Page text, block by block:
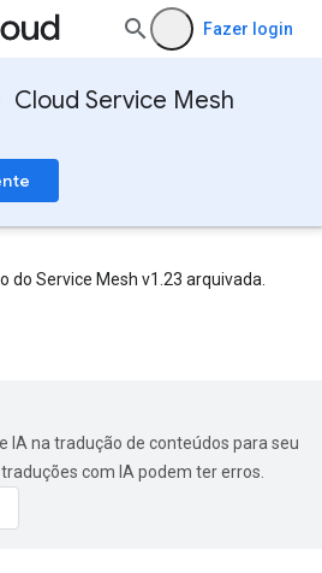
Fazer login
Cloud Service Mesh
do Service Mesh v1.23 arquivada.
IA na tradução de conteúdos para seu
com IA podem ter erros.